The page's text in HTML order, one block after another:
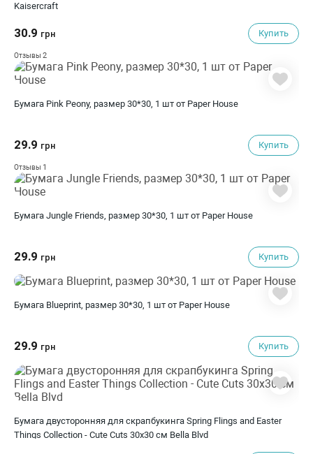
Kaisercraft
30.9 грн Купить
Отзывы 2
Бумага Pink Peony, размер 30*30, 1 шт от Paper House
29.9 грн Купить
Отзывы 1
Бумага Jungle Friends, размер 30*30, 1 шт от Paper House
29.9 грн Купить
Бумага Blueprint, размер 30*30, 1 шт от Paper House
29.9 грн Купить
Бумага двусторонняя для скрапбукинга Spring Flings and Easter
Things Collection - Cute Cuts 30х30 см Bella Blvd